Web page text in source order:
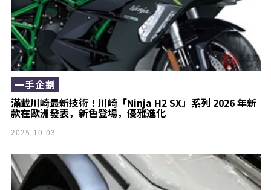
滿載川崎最新技術！川崎「Ninja H2 SX」系列 2026 年新
款在歐洲發表，新色登場，優雅進化￼￼￼
一手企劃
2025-10-03